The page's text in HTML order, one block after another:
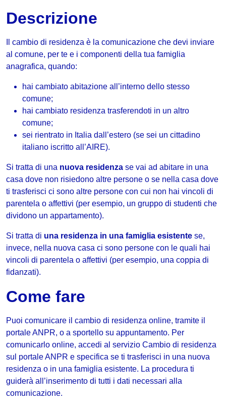
Descrizione
Il cambio di residenza è la comunicazione che devi inviare
al comune, per te e i componenti della tua famiglia
anagrafica, quando:
hai cambiato abitazione all’interno dello stesso
comune;
hai cambiato residenza trasferendoti in un altro
comune;
sei rientrato in Italia dall’estero (se sei un cittadino
italiano iscritto all’AIRE).
Si tratta di una nuova residenza se vai ad abitare in una
casa dove non risiedono altre persone o se nella casa dove
ti trasferisci ci sono altre persone con cui non hai vincoli di
parentela o affettivi (per esempio, un gruppo di studenti che
dividono un appartamento).
Si tratta di una residenza in una famiglia esistente se,
invece, nella nuova casa ci sono persone con le quali hai
vincoli di parentela o affettivi (per esempio, una coppia di
fidanzati).
Come fare
Puoi comunicare il cambio di residenza online, tramite il
portale ANPR, o a sportello su appuntamento. Per
comunicarlo online, accedi al servizio Cambio di residenza
sul portale ANPR e specifica se ti trasferisci in una nuova
residenza o in una famiglia esistente. La procedura ti
guiderà all’inserimento di tutti i dati necessari alla
comunicazione.